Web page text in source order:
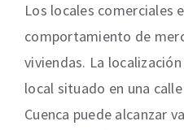
Los locales comerciales
comportamiento de
viviendas. La
local situado en una
Cuenca puede alcanzar